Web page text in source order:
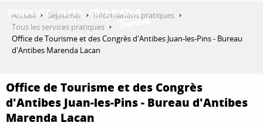
contenu
principal
DÉCOUVRIR
QUE FAIRE ?
Accueil Séjourner
Informations pratiques
Tous les services pratiques
Office de Tourisme et des Congrès d'Antibes Juan-les-Pins - Bureau
d'Antibes Marenda Lacan
Office de Tourisme et des Congrès
d'Antibes Juan-les-Pins - Bureau d'Antibes
Marenda Lacan